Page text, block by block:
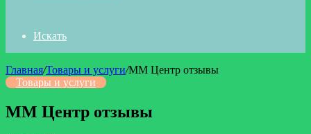
Искать
Главная/Товары и услуги/ММ Центр отзывы
Товары и услуги
ММ Центр отзывы